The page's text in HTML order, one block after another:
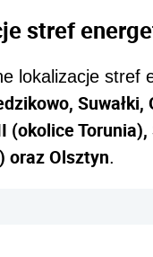
stref
lokalizacje stref
(okolice
oraz Olsztyn.